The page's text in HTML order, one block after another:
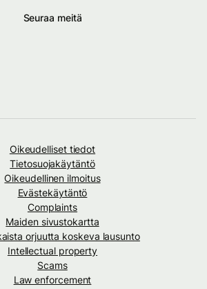
Seuraa meitä
Oikeudelliset tiedot
Tietosuojakäytäntö
Oikeudellinen ilmoitus
Evästekäytäntö
Complaints
Maiden sivustokartta
orjuutta koskeva lausunto
Intellectual property
Scams
Law enforcement